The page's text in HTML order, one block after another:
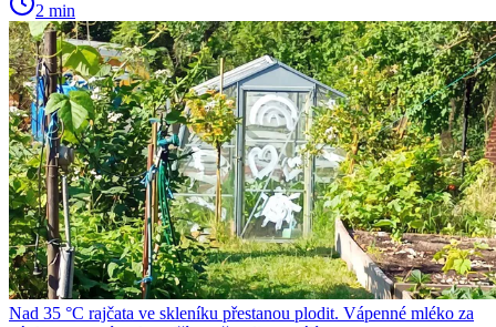
2 min
Nad 35 °C rajčata ve skleníku přestanou plodit. Vápenné mléko za